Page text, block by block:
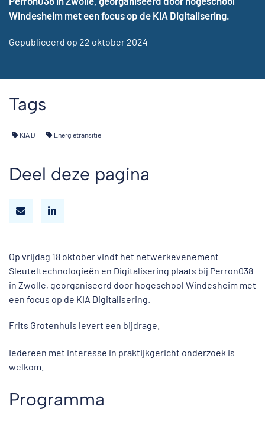
Windesheim met een focus op de KIA Digitalisering.
Gepubliceerd op 22 oktober 2024
Tags
KIA D Energietransitie
Deel deze pagina
Op vrijdag 18 oktober vindt het netwerkevenement
Sleuteltechnologieën en Digitalisering plaats bij Perron038
in Zwolle, georganiseerd door hogeschool Windesheim met
een focus op de KIA Digitalisering.
Frits Grotenhuis levert een bijdrage.
Iedereen met interesse in praktijkgericht onderzoek is
welkom.
Programma